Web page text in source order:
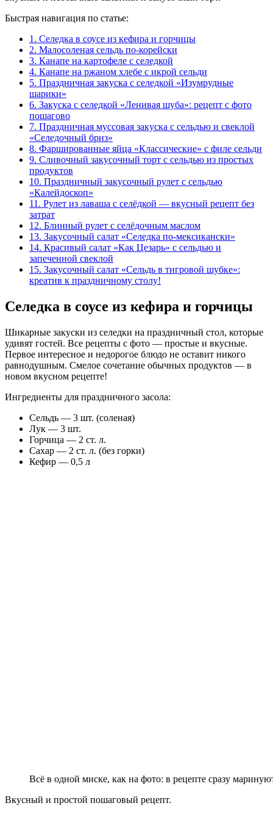
Быстрая навигация по статье:
1. Селедка в соусе из кефира и горчицы
2. Малосоленая сельдь по-корейски
3. Канапе на картофеле с селедкой
4. Канапе на ржаном хлебе с икрой сельди
5. Праздничная закуска с селедкой «Изумрудные
шарики»
6. Закуска с селедкой «Ленивая шуба»: рецепт с фото
пошагово
7. Праздничная муссовая закуска с сельдью и свеклой
«Селедочный бриз»
8. Фаршированные яйца «Классические» с филе сельди
9. Сливочный закусочный торт с сельдью из простых
продуктов
10. Праздничный закусочный рулет с сельдью
«Калейдоскоп»
11. Рулет из лаваша с селёдкой — вкусный рецепт без
затрат
12. Блинный рулет с селёдочным маслом
13. Закусочный салат «Селедка по-мексикански»
14. Красивый салат «Как Цезарь» с сельдью и
запеченной свеклой
15. Закусочный салат «Сельдь в тигровой шубке»:
креатив к праздничному столу!
Селедка в соусе из кефира и горчицы
Шикарные закуски из селедки на праздничный стол, которые
удивят гостей. Все рецепты с фото — простые и вкусные.
Первое интересное и недорогое блюдо не оставит никого
равнодушным. Смелое сочетание обычных продуктов — в
новом вкусном рецепте!
Ингредиенты для праздничного засола:
Сельдь — 3 шт. (соленая)
Лук — 3 шт.
Горчица — 2 ст. л.
Сахар — 2 ст. л. (без горки)
Кефир — 0,5 л
Всё в одной миске, как на фото: в рецепте сразу
Вкусный и простой пошаговый рецепт.